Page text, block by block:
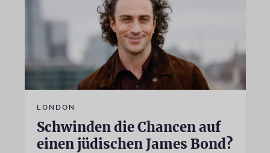
LONDON
Schwinden die Chancen auf
einen jüdischen James Bond?